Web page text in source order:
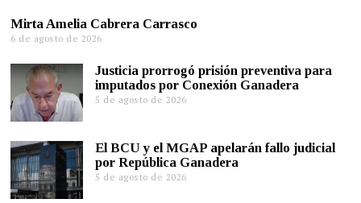
Mirta Amelia Cabrera Carrasco
6 de agosto de 2026
Justicia prorrogó prisión preventiva para
imputados por Conexión Ganadera
5 de agosto de 2026
El BCU y el MGAP apelarán fallo judicial
por República Ganadera
5 de agosto de 2026